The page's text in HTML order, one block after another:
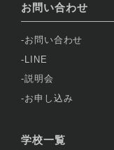
お問い合わせ
お問い合わせ
LINE
説明会
お申し込み
学校一覧